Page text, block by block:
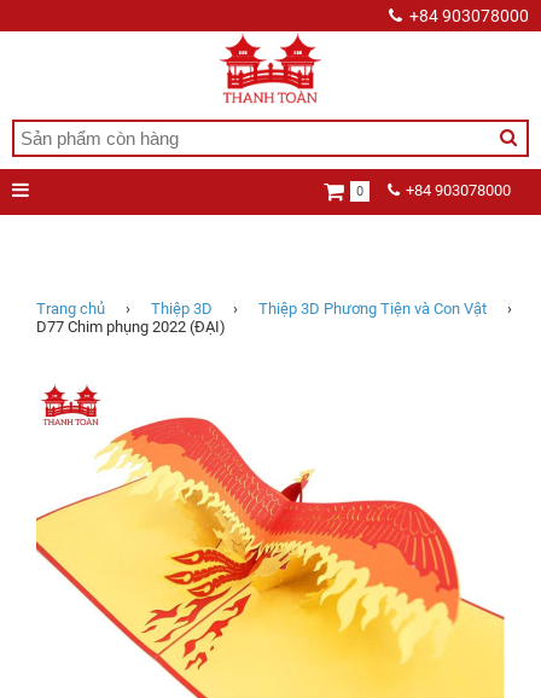
+84 903078000
+84 903078000
0
Trang chủ › Thiệp 3D › Thiệp 3D Phương Tiện và Con Vật
›
D77 Chim phụng 2022 (ĐẠI)